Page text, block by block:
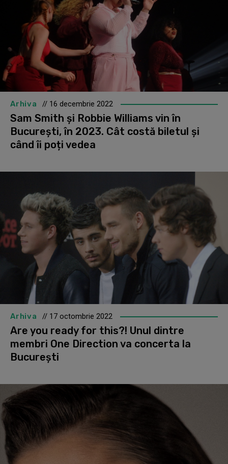
Arhiva // 16 decembrie 2022
Sam Smith și Robbie Williams vin în
București, în 2023. Cât costă biletul și
când îi poți vedea
Arhiva // 17 octombrie 2022
Are you ready for this?! Unul dintre
membri One Direction va concerta la
București